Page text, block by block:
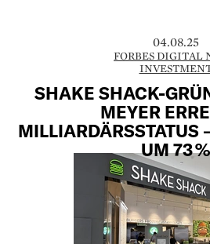
04.08.25
FORBES DIGITAL
SHAKE SHACK-
MEYER
MILLIARDÄRSSTATUS
UM 73 %